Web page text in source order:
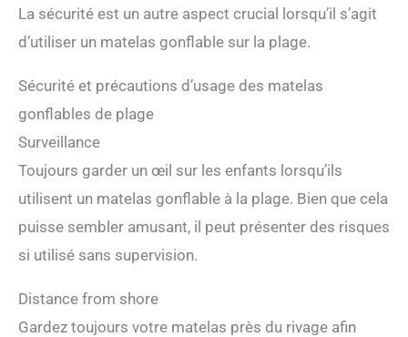
king size. Idéal pour les couples en camping, les
familles avec de jeunes enfants ou les utilisateurs qui
préfèrent un espace de couchage généreux et
La sécurité est un autre aspect crucial lorsqu’il s’agit
d’utiliser un matelas gonflable sur la plage.
Sécurité et précautions d’usage des matelas
gonflables de plage
Surveillance
Toujours garder un œil sur les enfants lorsqu’ils
utilisent un matelas gonflable à la plage. Bien que cela
puisse sembler amusant, il peut présenter des risques
si utilisé sans supervision.
Distance from shore
Gardez toujours votre matelas près du rivage afin